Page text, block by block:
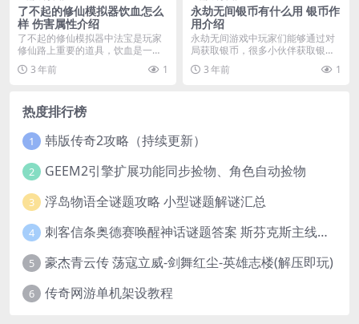
了不起的修仙模拟器饮血怎么
样 伤害属性介绍
了不起的修仙模拟器中法宝是玩家
修仙路上重要的道具，饮血是一把
以灵木料为原材料的武...
3 年前 1
永劫无间银币有什么用 银币作
用介绍
永劫无间游戏中玩家们能够通过对
局获取银币，很多小伙伴获取银币
之后不知道其作用。那...
3 年前 1
热度排行榜
1 韩版传奇2攻略（持续更新）
2 GEEM2引擎扩展功能同步捡物、角色自动捡物
3 浮岛物语全谜题攻略 小型谜题解谜汇总
4 刺客信条奥德赛唤醒神话谜题答案 斯芬克斯主线攻略
5 豪杰青云传 荡寇立威-剑舞红尘-英雄志楼(解压即玩)
6 传奇网游单机架设教程